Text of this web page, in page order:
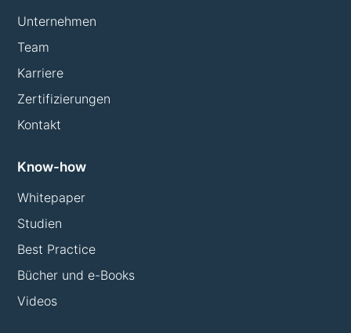
Unternehmen
Team
Karriere
Zertifizierungen
Kontakt
Know-how
Whitepaper
Studien
Best Practice
Bücher und e-Books
Videos